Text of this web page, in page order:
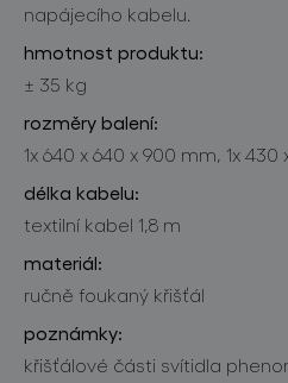
napájecího kabelu.
hmotnost produktu:
± 35 kg
rozměry balení:
1x 640 x 640 x 900 mm, 1x
délka kabelu:
textilní kabel 1,8 m
materiál:
ručně foukaný křišťál
poznámky:
křišťálové části svítidla